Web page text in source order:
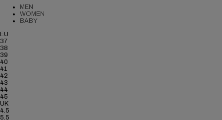
MEN
WOMEN
BABY
EU
37
38
39
40
41
42
43
44
45
UK
4.5
5.5